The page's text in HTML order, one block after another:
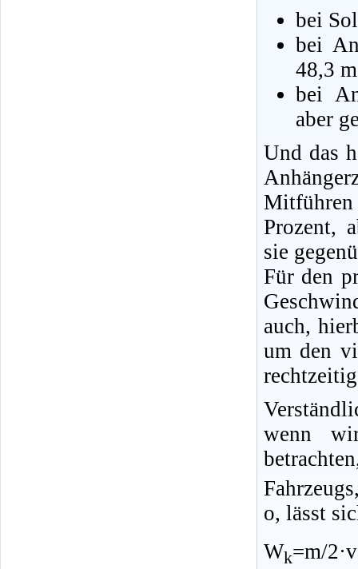
bei
bei
48,3 m
bei
aber
Und das
Mitführen
Prozent,
sie
Für den
auch,
um den
wenn
o, lässt
Wk=m/2·v